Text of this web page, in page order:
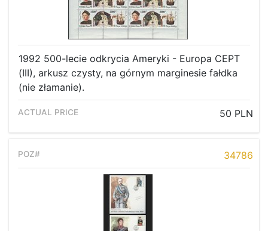
1992 500-lecie odkrycia Ameryki - Europa CEPT
(III), arkusz czysty, na górnym marginesie fałdka
(nie złamanie).
50 PLN
34786